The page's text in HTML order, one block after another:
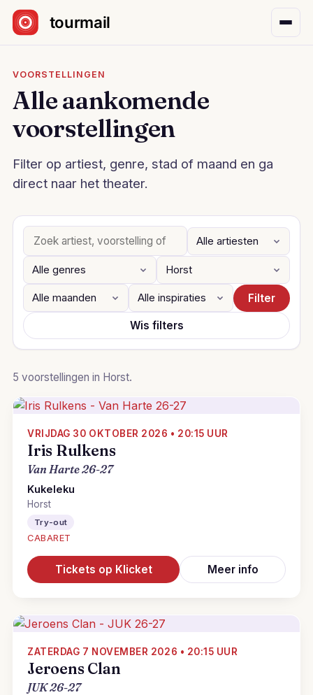
Sla navigatie over
VOORSTELLINGEN
Alle aankomende
voorstellingen
Filter op artiest, genre, stad of maand en ga
direct naar het theater.
Filter
Wis filters
5 voorstellingen in Horst.
VRIJDAG 30 OKTOBER 2026 • 20:15 UUR
Iris Rulkens
Van Harte 26-27
Kukeleku
Horst
Try-out
CABARET
Tickets op Klicket Meer info
ZATERDAG 7 NOVEMBER 2026 • 20:15 UUR
Jeroens Clan
JUK 26-27